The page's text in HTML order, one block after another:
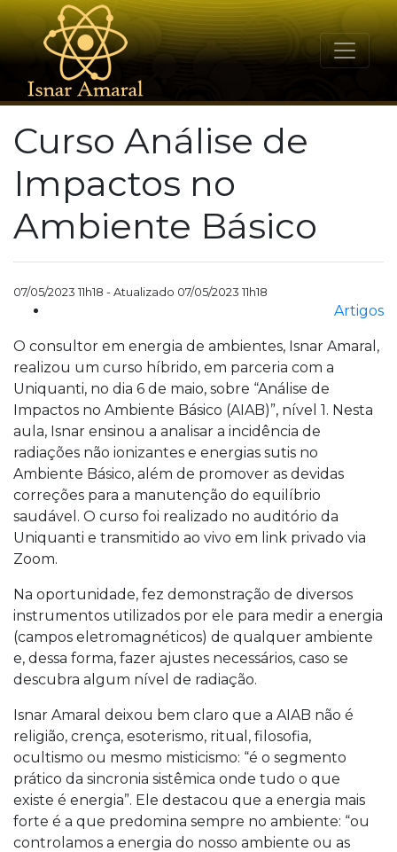
Curso Análise de
Impactos no
Ambiente Básico
07/05/2023 11h18 - Atualizado 07/05/2023 11h18
Artigos
O consultor em energia de ambientes, Isnar Amaral,
realizou um curso híbrido, em parceria com a
Uniquanti, no dia 6 de maio, sobre “Análise de
Impactos no Ambiente Básico (AIAB)”, nível 1. Nesta
aula, Isnar ensinou a analisar a incidência de
radiações não ionizantes e energias sutis no
Ambiente Básico, além de promover as devidas
correções para a manutenção do equilíbrio
saudável. O curso foi realizado no auditório da
Uniquanti e transmitido ao vivo em link privado via
Zoom.
Na oportunidade, fez demonstração de diversos
instrumentos utilizados por ele para medir a energia
(campos eletromagnéticos) de qualquer ambiente
e, dessa forma, fazer ajustes necessários, caso se
descubra algum nível de radiação.
Isnar Amaral deixou bem claro que a AIAB não é
religião, crença, esoterismo, ritual, filosofia,
ocultismo ou mesmo misticismo: “é o segmento
prático da sincronia sistêmica onde tudo o que
existe é energia”. Ele destacou que a energia mais
forte é a que predomina sempre no ambiente: “ou
controlamos a energia do nosso ambiente ou as